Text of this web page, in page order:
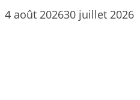
4 août 202630 juillet 2026